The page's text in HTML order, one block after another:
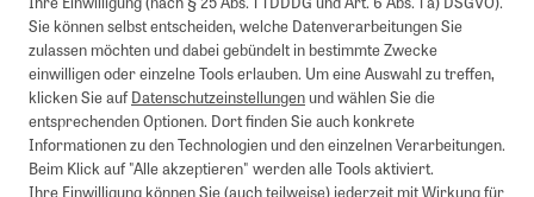
Sie können selbst entscheiden, welche Datenverarbeitungen Sie
zulassen möchten und dabei gebündelt in bestimmte Zwecke
einwilligen oder einzelne Tools erlauben. Um eine Auswahl zu treffen,
klicken Sie aufDatenschutzeinstellungenund wählen Sie die
entsprechenden Optionen. Dort finden Sie auch konkrete
Informationen zu den Technologien und den einzelnen Verarbeitungen.
Beim Klick auf "Alle akzeptieren" werden alle Tools aktiviert.
Ihre Einwilligung können Sie (auch teilweise) jederzeit mit Wirkung für